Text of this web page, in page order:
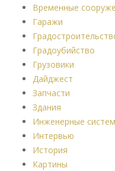
Временные
Гаражи
Градоубийство
Грузовики
Дайджест
Запчасти
Здания
Инженерные
Интервью
История
Картины